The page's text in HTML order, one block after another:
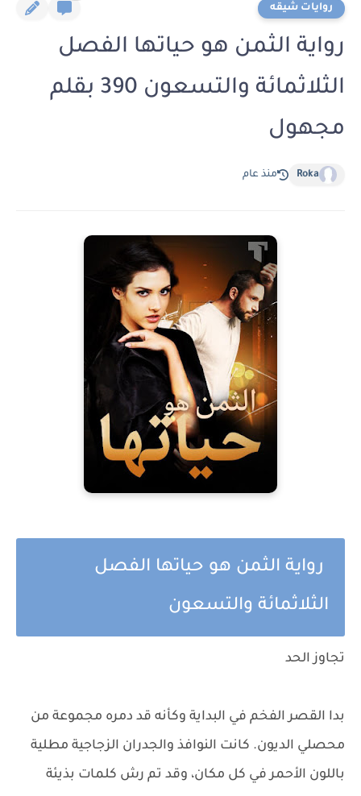
روايات شيقه
رواية الثمن هو حياتها الفصل
الثلاثمائة والتسعون 390 بقلم
مجهول
Roka منذ عام
رواية الثمن هو حياتها الفصل
الثلاثمائة والتسعون
تجاوز الحد
بدا القصر الفخم في البداية وكأنه قد دمره مجموعة من
محصلي الديون. كانت النوافذ والجدران الزجاجية مطلية
باللون الأحمر في كل مكان، وقد تم رش كلمات بذيئة